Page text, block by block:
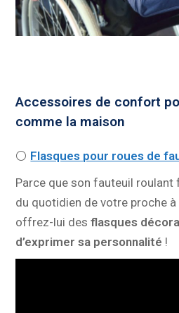
Accessoires de confort
comme la maison
⚪ Flasques pour roues de
Parce que son fauteuil
du quotidien de votre proche
offrez-lui desflasques
d’exprimer sa personnalité !